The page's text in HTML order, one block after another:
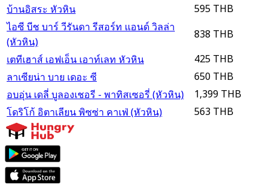
บ้านอิสระ หัวหิน
595 THB
ไอซี บีช บาร์ วีรันดา รีสอร์ท แอนด์ วิลล่า
(หัวหิน)
838 THB
เตทีเฮาส์ เอฟเอ็น เอาท์เลท หัวหิน
425 THB
ลาเซียน่า บาย เดอะ ซี
650 THB
อบอุ่น เดลี่ บูลองเชอรี - พาทิสเซอรี่ (หัวหิน)
1,399 THB
โดริโก้ อิตาเลียน พิซซ่า คาเฟ่ (หัวหิน)
563 THB